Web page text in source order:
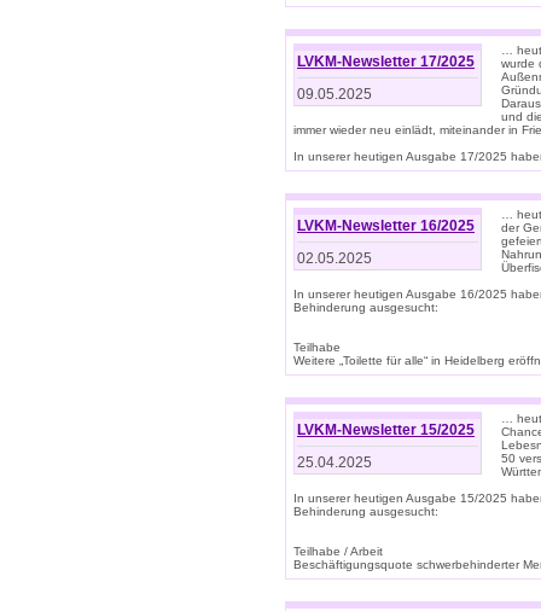
LVKM-Newsletter 17/2025
09.05.2025
…
wurde
und
immer wieder neu einlädt, miteinander in
In unserer heutigen Ausgabe 17/2025
LVKM-Newsletter 16/2025
02.05.2025
…
der
In unserer heutigen Ausgabe 16/2025
Behinderung ausgesucht:
Teilhabe
Weitere „Toilette für alle“ in Heidelberg
LVKM-Newsletter 15/2025
25.04.2025
…
50
In unserer heutigen Ausgabe 15/2025
Behinderung ausgesucht:
Teilhabe / Arbeit
Beschäftigungsquote schwerbehinderter